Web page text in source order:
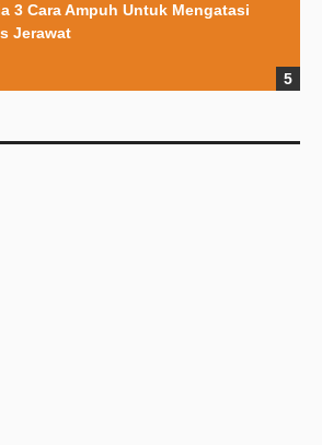
3 Cara Ampuh Untuk Mengatasi
Jerawat